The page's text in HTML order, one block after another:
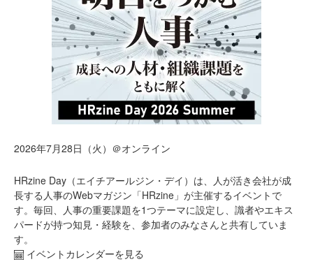
2026年7月28日（火）＠オンライン
HRzine Day（エイチアールジン・デイ）は、人が活き会社が成
長する人事のWebマガジン「HRzine」が主催するイベントで
す。毎回、人事の重要課題を1つテーマに設定し、識者やエキス
パードが持つ知見・経験を、参加者のみなさんと共有していま
す。
イベントカレンダーを見る